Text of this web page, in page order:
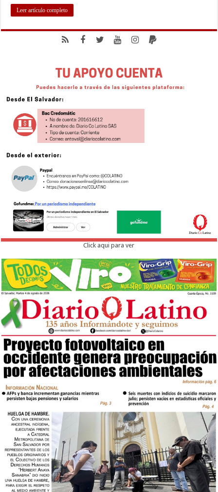
Leer artículo completo
Click aqui para ver